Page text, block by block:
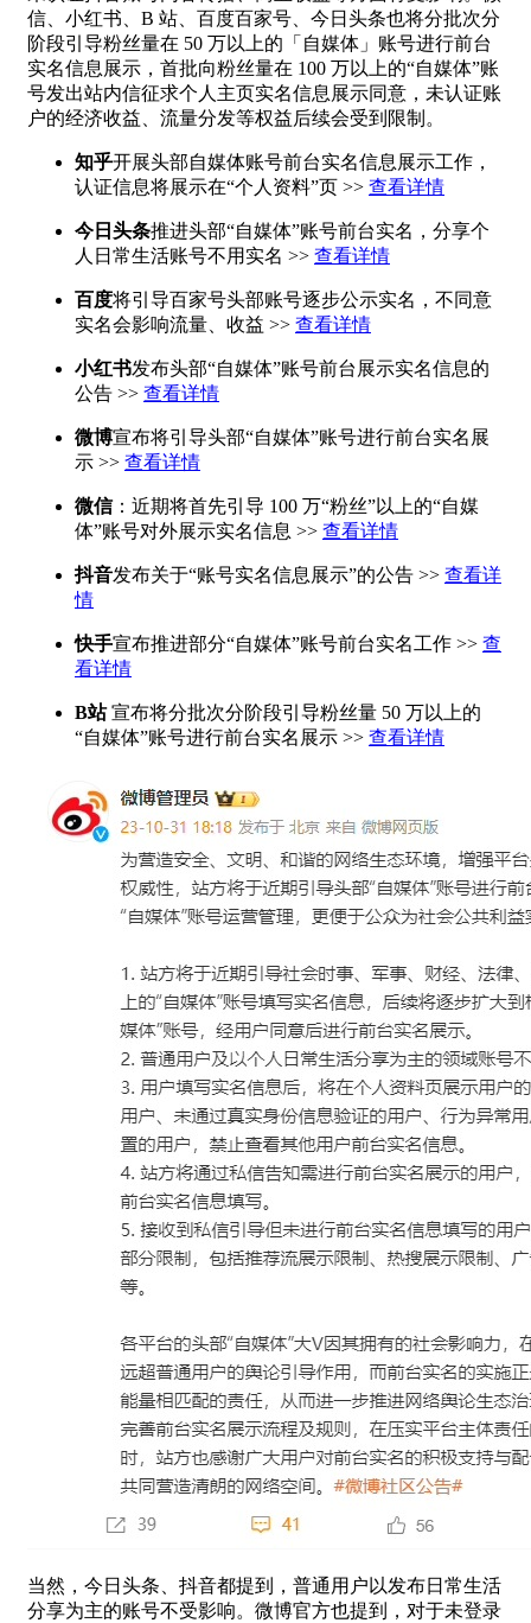
信、小红书、B 站、百度百家号、今日头条也将分批次分
阶段引导粉丝量在 50 万以上的「自媒体」账号进行前台
实名信息展示，首批向粉丝量在 100 万以上的“自媒体”账
号发出站内信征求个人主页实名信息展示同意，未认证账
户的经济收益、流量分发等权益后续会受到限制。
知乎开展头部自媒体账号前台实名信息展示工作，
认证信息将展示在“个人资料”页 >> 查看详情
今日头条推进头部“自媒体”账号前台实名，分享个
人日常生活账号不用实名 >> 查看详情
百度将引导百家号头部账号逐步公示实名，不同意
实名会影响流量、收益 >> 查看详情
小红书发布头部“自媒体”账号前台展示实名信息的
公告 >> 查看详情
微博宣布将引导头部“自媒体”账号进行前台实名展
示 >> 查看详情
微信：近期将首先引导 100 万“粉丝”以上的“自媒
体”账号对外展示实名信息 >> 查看详情
抖音发布关于“账号实名信息展示”的公告 >> 查看详
情
快手宣布推进部分“自媒体”账号前台实名工作 >> 查
看详情
B站宣布将分批次分阶段引导粉丝量 50 万以上的
“自媒体”账号进行前台实名展示 >> 查看详情
当然，今日头条、抖音都提到，普通用户以发布日常生活
分享为主的账号不受影响。微博官方也提到，对于未登录